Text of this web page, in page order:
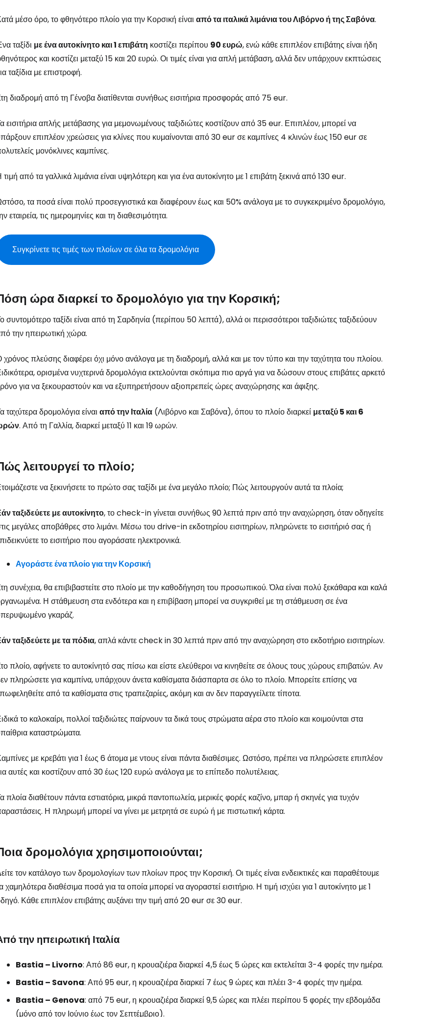
μέσο όρο, το φθηνότερο πλοίο για την Κορσική είναι από τα ιταλικά λιμάνια του Λιβόρνο ή της Σαβόνα.
ταξίδι με ένα αυτοκίνητο και 1 επιβάτη κοστίζει περίπου 90 ευρώ, ενώ κάθε επιπλέον επιβάτης είναι ήδη
και κοστίζει μεταξύ 15 και 20 ευρώ. Οι τιμές είναι για απλή μετάβαση, αλλά δεν υπάρχουν εκπτώσεις
ταξίδια με επιστροφή.
διαδρομή από τη Γένοβα διατίθενται συνήθως εισιτήρια προσφοράς από 75 eur.
εισιτήρια απλής μετάβασης για μεμονωμένους ταξιδιώτες κοστίζουν από 35 eur. Επιπλέον, μπορεί να
επιπλέον χρεώσεις για κλίνες που κυμαίνονται από 30 eur σε καμπίνες 4 κλινών έως 150 eur σε
μονόκλινες καμπίνες.
τιμή από τα γαλλικά λιμάνια είναι υψηλότερη και για ένα αυτοκίνητο με 1 επιβάτη ξεκινά από 130 eur.
τα ποσά είναι πολύ προσεγγιστικά και διαφέρουν έως και 50% ανάλογα με το συγκεκριμένο δρομολόγιο,
εταιρεία, τις ημερομηνίες και τη διαθεσιμότητα.
Συγκρίνετε τις τιμές των πλοίων σε όλα τα δρομολόγια
ώρα διαρκεί το δρομολόγιο για την Κορσική;
συντομότερο ταξίδι είναι από τη Σαρδηνία (περίπου 50 λεπτά), αλλά οι περισσότεροι ταξιδιώτες ταξιδεύουν
την ηπειρωτική χώρα.
χρόνος πλεύσης διαφέρει όχι μόνο ανάλογα με τη διαδρομή, αλλά και με τον τύπο και την ταχύτητα του πλοίου.
ορισμένα νυχτερινά δρομολόγια εκτελούνται σκόπιμα πιο αργά για να δώσουν στους επιβάτες αρκετό
για να ξεκουραστούν και να εξυπηρετήσουν αξιοπρεπείς ώρες αναχώρησης και άφιξης.
ταχύτερα δρομολόγια είναι από την Ιταλία (Λιβόρνο και Σαβόνα), όπου το πλοίο διαρκεί μεταξύ 5 και 6
. Από τη Γαλλία, διαρκεί μεταξύ 11 και 19 ωρών.
λειτουργεί το πλοίο;
να ξεκινήσετε το πρώτο σας ταξίδι με ένα μεγάλο πλοίο; Πώς λειτουργούν αυτά τα πλοία;
ταξιδεύετε με αυτοκίνητο, το check-in γίνεται συνήθως 90 λεπτά πριν από την αναχώρηση, όταν οδηγείτε
μεγάλες αποβάθρες στο λιμάνι. Μέσω του drive-in εκδοτηρίου εισιτηρίων, πληρώνετε το εισιτήριό σας ή
το εισιτήριο που αγοράσατε ηλεκτρονικά.
Αγοράστε ένα πλοίο για την Κορσική
συνέχεια, θα επιβιβαστείτε στο πλοίο με την καθοδήγηση του προσωπικού. Όλα είναι πολύ ξεκάθαρα και καλά
Η στάθμευση στα ενδότερα και η επιβίβαση μπορεί να συγκριθεί με τη στάθμευση σε ένα
γκαράζ.
ταξιδεύετε με τα πόδια, απλά κάντε check in 30 λεπτά πριν από την αναχώρηση στο εκδοτήριο εισιτηρίων.
πλοίο, αφήνετε το αυτοκίνητό σας πίσω και είστε ελεύθεροι να κινηθείτε σε όλους τους χώρους επιβατών. Αν
πληρώσετε για καμπίνα, υπάρχουν άνετα καθίσματα διάσπαρτα σε όλο το πλοίο. Μπορείτε επίσης να
από τα καθίσματα στις τραπεζαρίες, ακόμη και αν δεν παραγγείλετε τίποτα.
το καλοκαίρι, πολλοί ταξιδιώτες παίρνουν τα δικά τους στρώματα αέρα στο πλοίο και κοιμούνται στα
καταστρώματα.
με κρεβάτι για 1 έως 6 άτομα με ντους είναι πάντα διαθέσιμες. Ωστόσο, πρέπει να πληρώσετε επιπλέον
αυτές και κοστίζουν από 30 έως 120 ευρώ ανάλογα με το επίπεδο πολυτέλειας.
πλοία διαθέτουν πάντα εστιατόρια, μικρά παντοπωλεία, μερικές φορές καζίνο, μπαρ ή σκηνές για τυχόν
Η πληρωμή μπορεί να γίνει με μετρητά σε ευρώ ή με πιστωτική κάρτα.
δρομολόγια χρησιμοποιούνται;
τον κατάλογο των δρομολογίων των πλοίων προς την Κορσική. Οι τιμές είναι ενδεικτικές και παραθέτουμε
χαμηλότερα διαθέσιμα ποσά για τα οποία μπορεί να αγοραστεί εισιτήριο. Η τιμή ισχύει για 1 αυτοκίνητο με 1
Κάθε επιπλέον επιβάτης αυξάνει την τιμή από 20 eur σε 30 eur.
την ηπειρωτική Ιταλία
Bastia – Livorno: Από 86 eur, η κρουαζιέρα διαρκεί 4,5 έως 5 ώρες και εκτελείται 3-4 φορές την ημέρα.
Bastia – Savona: Από 95 eur, η κρουαζιέρα διαρκεί 7 έως 9 ώρες και πλέει 3-4 φορές την ημέρα.
Bastia – Genova: από 75 eur, η κρουαζιέρα διαρκεί 9,5 ώρες και πλέει περίπου 5 φορές την εβδομάδα
(μόνο από τον Ιούνιο έως τον Σεπτέμβριο).
Συνδεθείτε στο Cestee
... η παγκόσμια ταξιδιωτική κοινότητα
Συνεχίστε με την Google
Συνεχίστε με email